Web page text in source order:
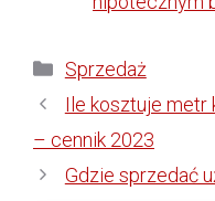
Kategorie
Sprzedaż
Ile kosztuje metr
– cennik 2023
Gdzie sprzedać